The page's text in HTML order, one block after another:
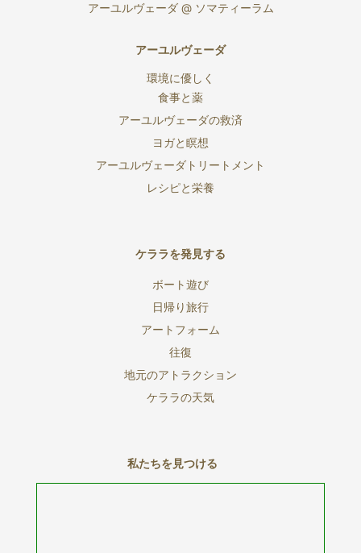
アーユルヴェーダ @ ソマティーラム
アーユルヴェーダ
環境に優しく
食事と薬
アーユルヴェーダの救済
ヨガと瞑想
アーユルヴェーダトリートメント
レシピと栄養
ケララを発見する
ボート遊び
日帰り旅行
アートフォーム
往復
地元のアトラクション
ケララの天気
私たちを見つける